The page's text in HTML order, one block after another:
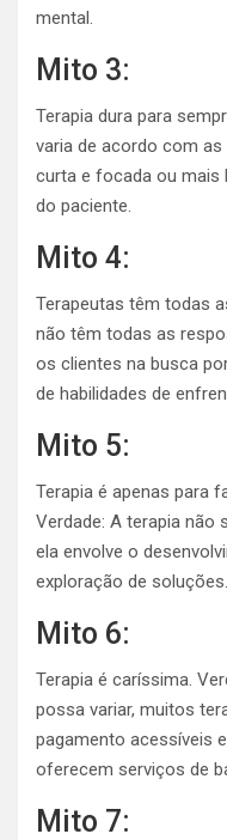
mental.
Mito 3:
Terapia dura para
varia de acordo com as
curta e focada ou mais
do paciente.
Mito 4:
Terapeutas têm todas
não têm todas as
os clientes na busca
de habilidades de
Mito 5:
Terapia é apenas para
Verdade: A terapia não
ela envolve o
exploração de soluções.
Mito 6:
Terapia é caríssima.
possa variar, muitos
pagamento acessíveis
oferecem serviços de
Mito 7: